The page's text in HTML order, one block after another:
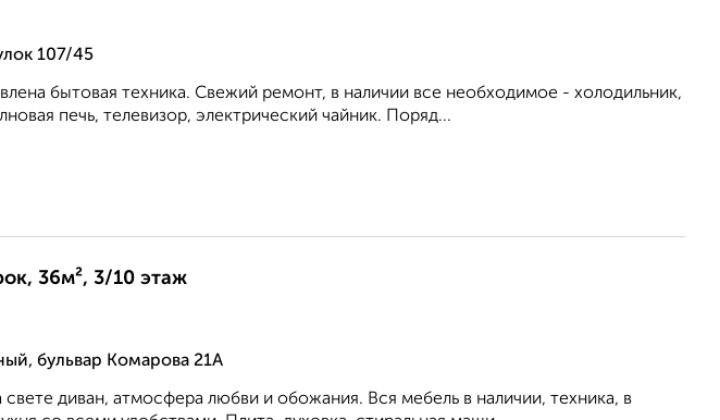
107/45
бытовая техника. Свежий ремонт, в наличии все необходимое - холодильник,
печь, телевизор, электрический чайник. Поряд...
36м², 3/10 этаж
бульвар Комарова 21А
диван, атмосфера любви и обожания. Вся мебель в наличии, техника, в